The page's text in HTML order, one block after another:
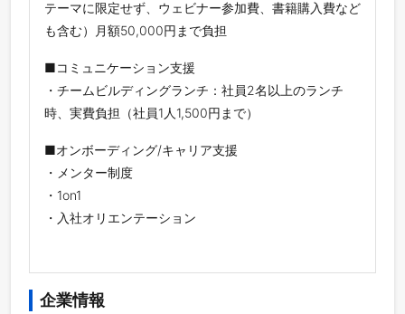
テーマに限定せず、ウェビナー参加費、書籍購入費など
も含む）月額50,000円まで負担
■コミュニケーション支援
・チームビルディングランチ：社員2名以上のランチ
時、実費負担（社員1人1,500円まで）
■オンボーディング/キャリア支援
・メンター制度
・1on1
・入社オリエンテーション
企業情報